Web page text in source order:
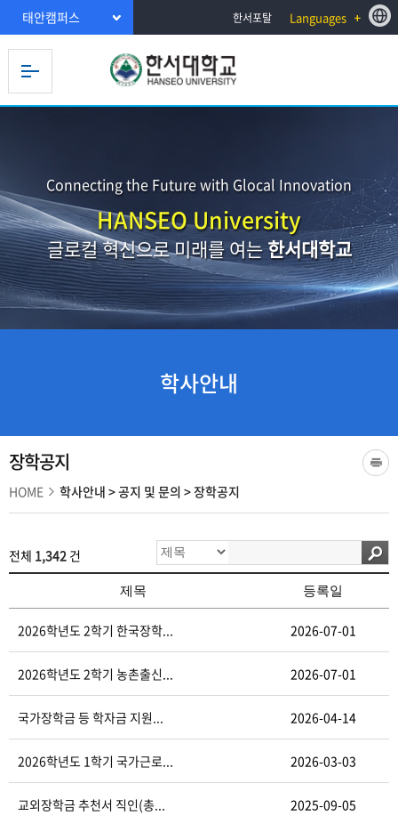
태안캠퍼스 한서포탈 Languages
Connecting the Future with Glocal Innovation
HANSEO University
글로컬 혁신으로 미래를 여는한서대학교
학사안내
장학공지
HOME 학사안내 >공지 및 문의 >장학공지
전체 1,342 건
제목 등록일
2026학년도 2학기 한국장학... 2026-07-01
2026학년도 2학기 농촌출신... 2026-07-01
국가장학금 등 학자금 지원... 2026-04-14
2026학년도 1학기 국가근로... 2026-03-03
교외장학금 추천서 직인(총... 2025-09-05